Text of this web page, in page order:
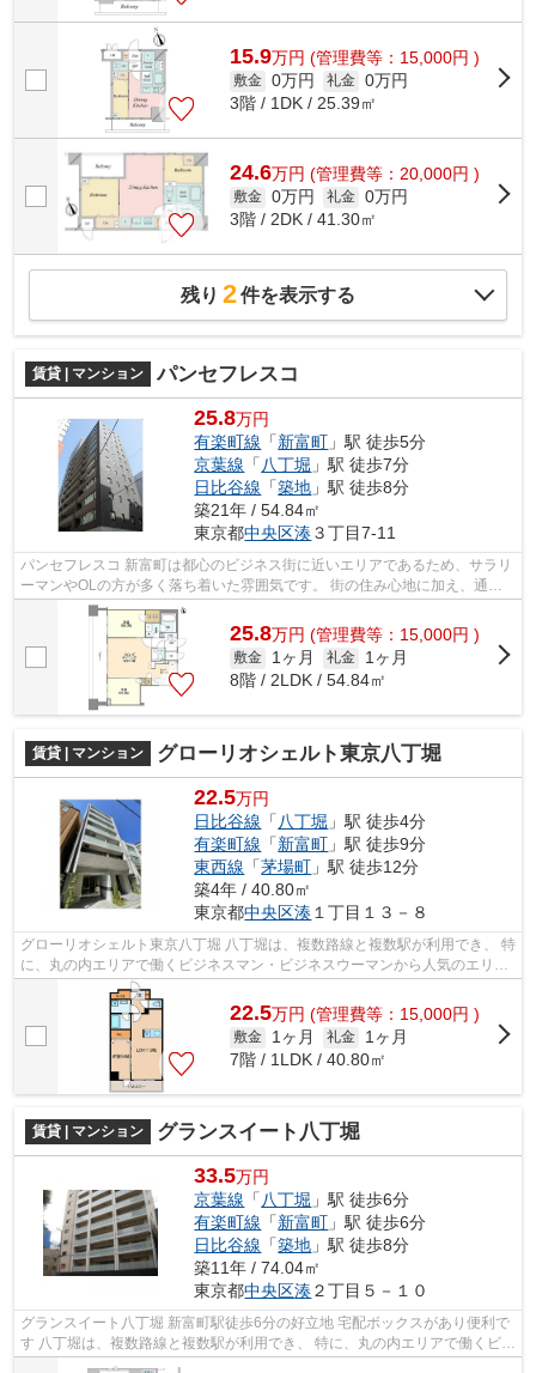
15.9万円 (管理費等：15,000円 )
敷金 0万円 礼金 0万円
3階 / 1DK / 25.39㎡
24.6万円 (管理費等：20,000円 )
敷金 0万円 礼金 0万円
3階 / 2DK / 41.30㎡
残り 2件を表示する
賃貸 | マンション パンセフレスコ
25.8万円
有楽町線 「新富町 」駅 徒歩5分
京葉線 「 八丁堀 」駅 徒歩7分
日比谷線 「築地 」駅 徒歩8分
築21年 / 54.84㎡
東京都中央区湊３丁目7-11
パンセフレスコ 新富町は都心のビジネス街に近いエリアであるため、サラリ
ーマンやOLの方が多く落ち着いた雰囲気です。 街の住み心地に加え、通勤
や休日の遊び、どちらにも高い利便...
25.8万円 (管理費等：15,000円 )
敷金 1ヶ月 礼金
1ヶ月
8階 / 2LDK / 54.84㎡
賃貸 | マンション グローリオシェルト東京八丁堀
22.5万円
日比谷線 「八丁堀 」駅 徒歩4分
有楽町線 「新富町 」駅 徒歩9分
東西線 「茅場町 」駅 徒歩12分
築4年 / 40.80㎡
東京都中央区湊 １丁目１３－８
グローリオシェルト東京八丁堀 八丁堀は、複数路線と複数駅が利用でき、 特
に、丸の内エリアで働くビジネスマン・ビジネスウーマンから人気のエリ
ア。 駅の周辺に、スーパーやコンビ...
22.5万円 (管理費等：15,000円 )
敷金 1ヶ月 礼金
1ヶ月
7階 / 1LDK / 40.80㎡
賃貸 | マンション グランスイート八丁堀
33.5万円
京葉線 「八丁堀 」駅 徒歩6分
有楽町線 「新富町 」駅 徒歩6分
日比谷線 「築地 」駅 徒歩8分
築11年 / 74.04㎡
東京都中央区湊２丁目５－１０
グランスイート八丁堀 新富町駅徒歩6分の好立地 宅配ボックスがあり便利で
す 八丁堀は、複数路線と複数駅が利用でき、 特に、丸の内エリアで働くビジ
ネスマン・ビジネスウーマンか...